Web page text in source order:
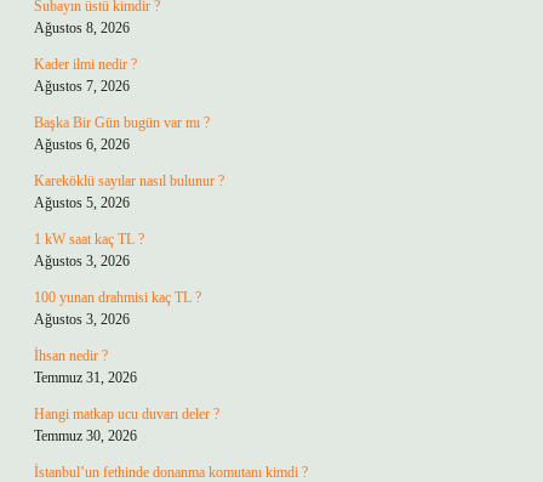
Subayın üstü kimdir ?
Ağustos 8, 2026
Kader ilmi nedir ?
Ağustos 7, 2026
Başka Bir Gün bugün var mı ?
Ağustos 6, 2026
Kareköklü sayılar nasıl bulunur ?
Ağustos 5, 2026
1 kW saat kaç TL ?
Ağustos 3, 2026
100 yunan drahmisi kaç TL ?
Ağustos 3, 2026
İhsan nedir ?
Temmuz 31, 2026
Hangi matkap ucu duvarı deler ?
Temmuz 30, 2026
İstanbul’un fethinde donanma komutanı kimdi ?